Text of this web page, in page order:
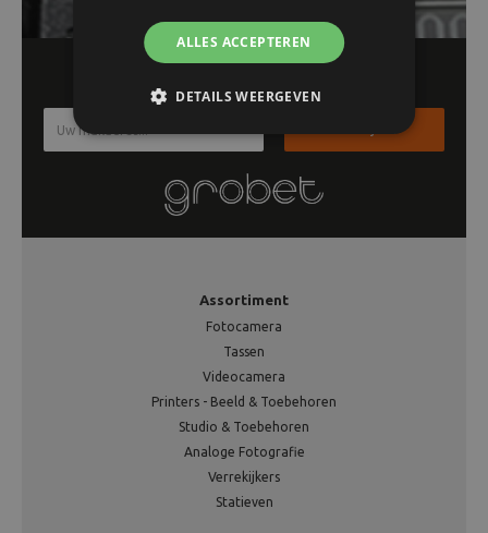
Assortiment
Fotocamera
Tassen
Videocamera
Printers - Beeld & Toebehoren
Studio & Toebehoren
Analoge Fotografie
Verrekijkers
Statieven
ALLES ACCEPTEREN
DETAILS WEERGEVEN